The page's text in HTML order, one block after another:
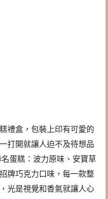
禮盒，包裝上印有可愛的
打開就讓人迫不及待想品
蛋糕：波力原味、安寶草
牌巧克力口味，每一款整
光是視覺和香氣就讓人心